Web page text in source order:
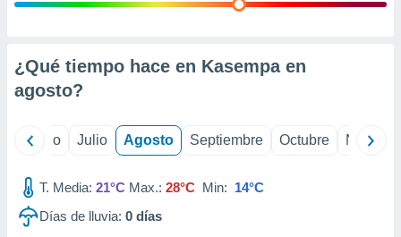
e
mediante
de
¿Qué tiempo hace en Kasempa en
agosto?
Junio Julio Agosto Septiembre Octubre
T. Media: 21°C Max.: 28°C Min: 14°C
Días de lluvia: 0 días